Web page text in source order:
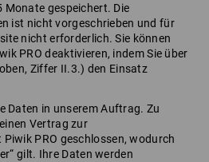
gespeichert. Die
ist nicht vorgeschrieben und für
nicht erforderlich. Sie können
PRO deaktivieren, indem Sie über
Ziffer II.3.) den Einsatz
Daten in unserem Auftrag. Zu
Vertrag zur
PRO geschlossen, wodurch
gilt. Ihre Daten werden